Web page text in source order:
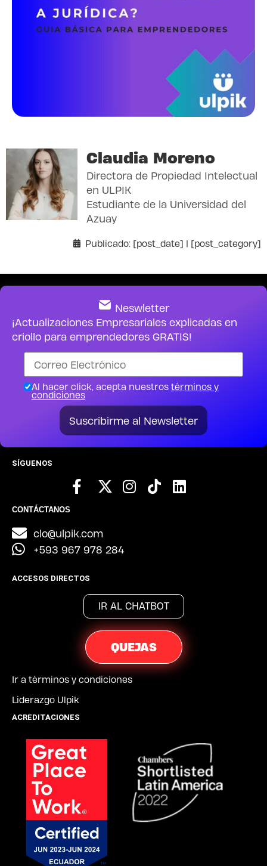
Claudia Moreno
Directora de Propiedad Intelectual
en ULPIK
Estudiante de la Universidad del
Azuay
Publicado: [post_date] | [post_category]
Neswletter
¡Actualizaciones Empresariales explicadas en
criollo para emprendedores GRATIS!
Al hacer click, acepta nuestros términos y
condiciones
Suscribirme al Newsletter
SÍGUENOS
CONTÁCTANOS
clo@ulpik.com
+593 967 978 284
ACCESOS DIRECTOS
IR AL CHATBOT
QUEJAS
Ir a términos y condiciones
Liderazgo Ulpik
ACREDITACIONES